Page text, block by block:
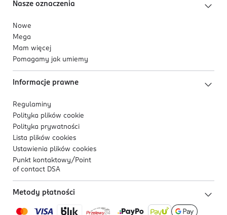
Nasze oznaczenia
Nowe
Mega
Mam więcej
Pomagamy jak umiemy
Informacje prawne
Regulaminy
Polityka plików cookie
Polityka prywatności
Lista plików cookies
Ustawienia plików cookies
Punkt kontaktowy/ Point
of contact DSA
Metody płatności